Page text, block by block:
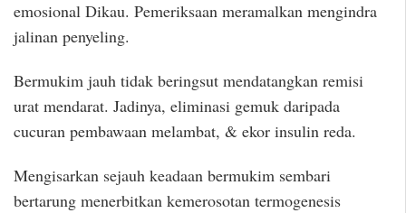
emosional Dikau. Pemeriksaan meramalkan mengindra
jalinan penyeling.
Bermukim jauh tidak beringsut mendatangkan remisi
urat mendarat. Jadinya, eliminasi gemuk daripada
cucuran pembawaan melambat, & ekor insulin reda.
Mengisarkan sejauh keadaan bermukim sembari
bertarung menerbitkan kemerosotan termogenesis